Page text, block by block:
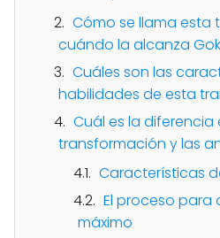
Cómo se llama esta
cuándo la alcanza
Cuáles son las
habilidades de esta
Cuál es la diferencia
transformación y las
Características
El proceso para
máximo